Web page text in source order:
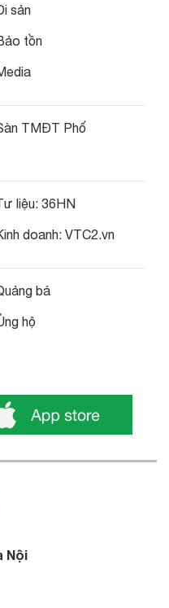
sản
tồn
TMĐT Phố
liệu: 36HN
doanh: VTC2.vn
bá
hộ
Nội